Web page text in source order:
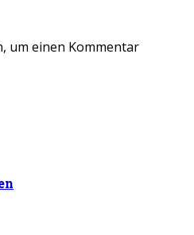
um einen Kommentar